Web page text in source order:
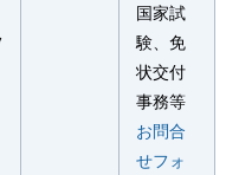
国家試
験、免
状交付
事務等
お問合
せフォ